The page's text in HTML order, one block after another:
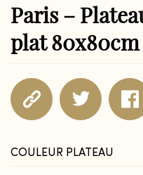
Paris –
plat 80x80cm
COULEUR PLATEAU